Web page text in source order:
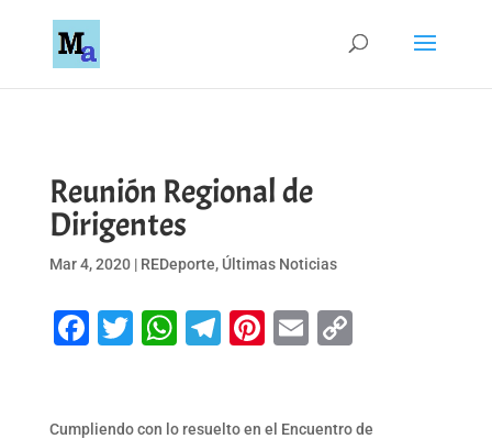
Reunión Regional de
Dirigentes
Mar 4, 2020| REDeporte, Últimas Noticias
Facebook
Twitter
WhatsApp
Telegram
Pinterest
EmailCopy
Cumpliendo con lo resuelto en el Encuentro de